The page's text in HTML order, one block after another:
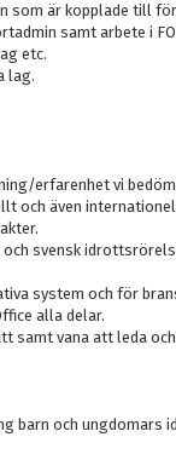
som är kopplade till
samt arbete i
etc.
lag.
erfarenhet vi
och även
svensk
system och för
alla delar.
samt vana att leda
barn och ungdomars